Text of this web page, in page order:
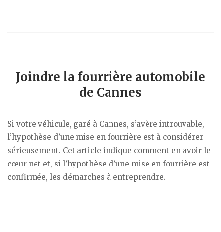
Joindre la fourrière automobile
de Cannes
Si votre véhicule, garé à Cannes, s’avère introuvable,
l’hypothèse d’une mise en fourrière est à considérer
sérieusement. Cet article indique comment en avoir le
cœur net et, si l’hypothèse d’une mise en fourrière est
confirmée, les démarches à entreprendre.